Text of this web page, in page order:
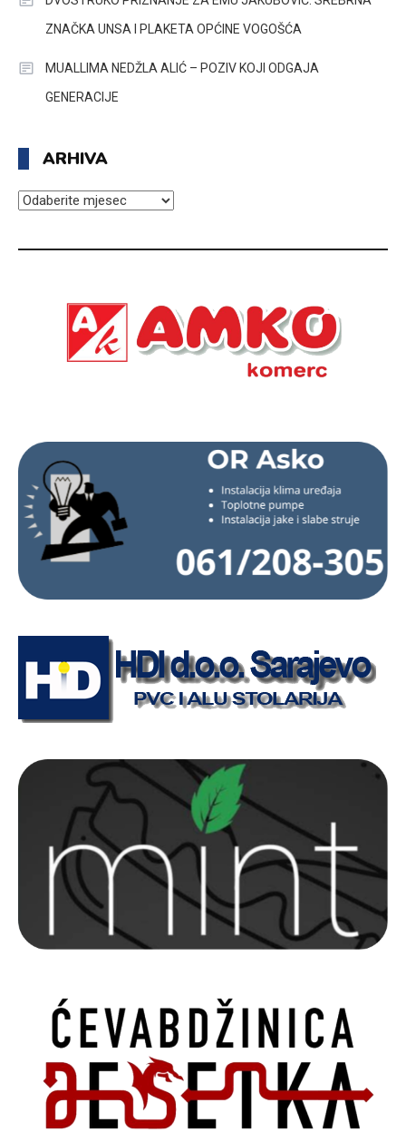
ZNAČKA UNSA I PLAKETA OPĆINE VOGOŠĆA
MUALLIMA NEDŽLA ALIĆ – POZIV KOJI ODGAJA
GENERACIJE
ARHIVA
ARHIVA